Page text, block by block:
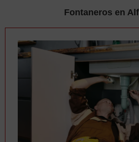
Fontaneros en